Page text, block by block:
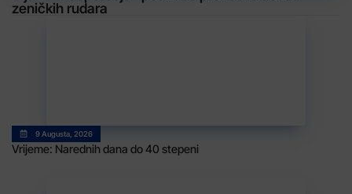
zeničkih rudara
9 Augusta, 2026
Vrijeme: Narednih dana do 40 stepeni